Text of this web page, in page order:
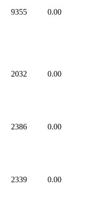
9355 0.00
2032 0.00
2386 0.00
2339 0.00